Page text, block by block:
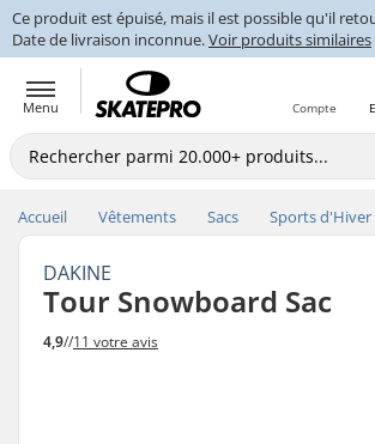
Ce produit est épuisé, mais il est possible qu'il
Date de livraison inconnue.Voir produits similaires
Menu Compte
Accueil Vêtements Sacs Sports d'Hiver
DAKINE
Tour Snowboard Sac
4,9//11 votre avis